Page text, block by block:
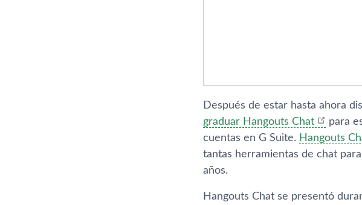
Después de estar hasta ahora
graduar Hangouts Chat
para
cuentas en G Suite. Hangouts
tantas herramientas de chat
años.
Hangouts Chat se presentó